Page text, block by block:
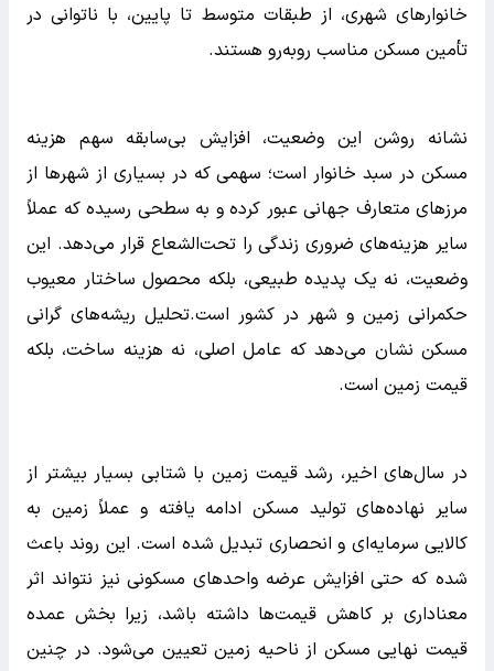
خانوارهای شهری، از طبقات متوسط تا پایین، با ناتوانی در
تأمین مسکن مناسب روبه‌رو هستند.
نشانه روشن این وضعیت، افزایش بی‌سابقه سهم هزینه
مسکن در سبد خانوار است؛ سهمی که در بسیاری از شهرها از
مرزهای متعارف جهانی عبور کرده و به سطحی رسیده که عملاً
سایر هزینه‌های ضروری زندگی را تحت‌الشعاع قرار می‌دهد. این
وضعیت، نه یک پدیده طبیعی، بلکه محصول ساختار معیوب
حکمرانی زمین و شهر در کشور است.تحلیل ریشه‌های گرانی
مسکن نشان می‌دهد که عامل اصلی، نه هزینه ساخت، بلکه
قیمت زمین است.
در سال‌های اخیر، رشد قیمت زمین با شتابی بسیار بیشتر از
سایر نهاده‌های تولید مسکن ادامه یافته و عملاً زمین به
کالایی سرمایه‌ای و انحصاری تبدیل شده است. این روند باعث
شده که حتی افزایش عرضه واحدهای مسکونی نیز نتواند اثر
معناداری بر کاهش قیمت‌ها داشته باشد، زیرا بخش عمده
قیمت نهایی مسکن از ناحیه زمین تعیین می‌شود. در چنین